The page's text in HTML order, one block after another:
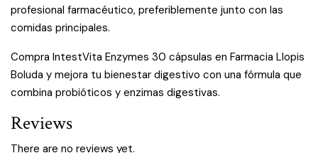
profesional farmacéutico, preferiblemente junto con las
comidas principales.
Compra IntestVita Enzymes 30 cápsulas en Farmacia Llopis
Boluda y mejora tu bienestar digestivo con una fórmula que
combina probióticos y enzimas digestivas.
Reviews
There are no reviews yet.